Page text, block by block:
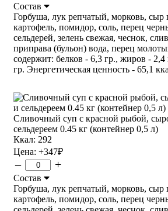
Состав
Горбуша, лук репчатый, морковь, сыр
картофель, помидор, соль, перец
сельдерей, зелень свежая, чеснок,
приправа (бульон) вода, перец
содержит: белков - 6,3 гр., жиров - 2,4
гр. Энергетическая ценность - 65,1
Сливочный суп с красной рыбой,
сельдереем 0.45 кг (контейнер 0,5 л)
Ккал: 292
Цена: +347₽
– +
Состав
Горбуша, лук репчатый, морковь, сыр
картофель, помидор, соль, перец